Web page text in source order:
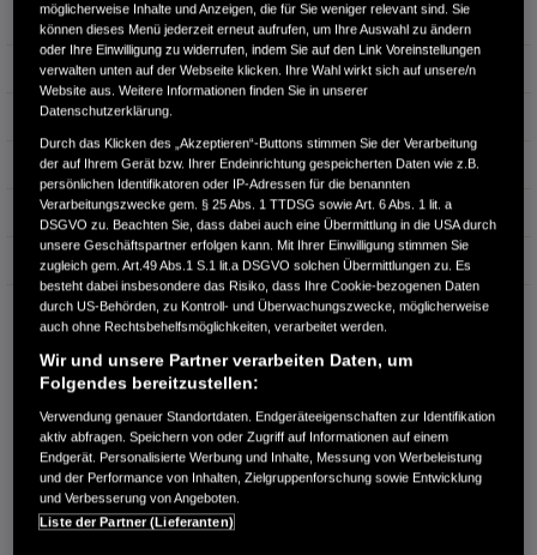
Getriebe Automatik
Türen 5
Leistung
Hubraum 1.498 cm³
Erstzulassung 11.2018
Bauart SUV
AUTO HARKE GMBH
Randersweide 59-63
21035 Hamburg
RUFEN SIE UNS AN:
+49 40 735 935 0
Route planen
Händlerbestand anzeigen
möglicherweise Inhalte und Anzeigen, die für Sie weniger relevant sind. Sie
können dieses Menü jederzeit erneut aufrufen, um Ihre Auswahl zu ändern
oder Ihre Einwilligung zu widerrufen, indem Sie auf den Link Voreinstellungen
verwalten unten auf der Webseite klicken. Ihre Wahl wirkt sich auf unsere/n
Website aus. Weitere Informationen finden Sie in unserer
Datenschutzerklärung.
Durch das Klicken des „Akzeptieren“-Buttons stimmen Sie der Verarbeitung
der auf Ihrem Gerät bzw. Ihrer Endeinrichtung gespeicherten Daten wie z.B.
persönlichen Identifikatoren oder IP-Adressen für die benannten
Verarbeitungszwecke gem. § 25 Abs. 1 TTDSG sowie Art. 6 Abs. 1 lit. a
DSGVO zu. Beachten Sie, dass dabei auch eine Übermittlung in die USA durch
unsere Geschäftspartner erfolgen kann. Mit Ihrer Einwilligung stimmen Sie
zugleich gem. Art.49 Abs.1 S.1 lit.a DSGVO solchen Übermittlungen zu. Es
besteht dabei insbesondere das Risiko, dass Ihre Cookie-bezogenen Daten
durch US-Behörden, zu Kontroll- und Überwachungszwecke, möglicherweise
auch ohne Rechtsbehelfsmöglichkeiten, verarbeitet werden.
Wir und unsere Partner verarbeiten Daten, um
Folgendes bereitzustellen:
Verwendung genauer Standortdaten. Endgeräteeigenschaften zur Identifikation
aktiv abfragen. Speichern von oder Zugriff auf Informationen auf einem
Endgerät. Personalisierte Werbung und Inhalte, Messung von Werbeleistung
und der Performance von Inhalten, Zielgruppenforschung sowie Entwicklung
und Verbesserung von Angeboten.
Liste der Partner (Lieferanten)